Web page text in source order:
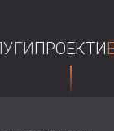
ПРОЕКТИ